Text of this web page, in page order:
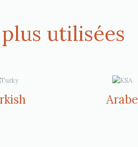
utilisées
Arabe